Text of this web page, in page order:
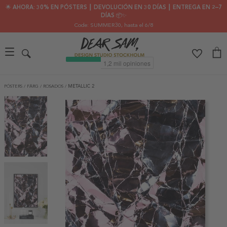
🌟 AHORA: 30% EN PÓSTERS ┃ DEVOLUCIÓN EN 30 DÍAS ┃ ENTREGA EN 2–7
DÍAS 📦✨
Code: SUMMER30, hasta el 6/8
PÓSTERS / FÄRG / ROSADOS / METALLIC 2